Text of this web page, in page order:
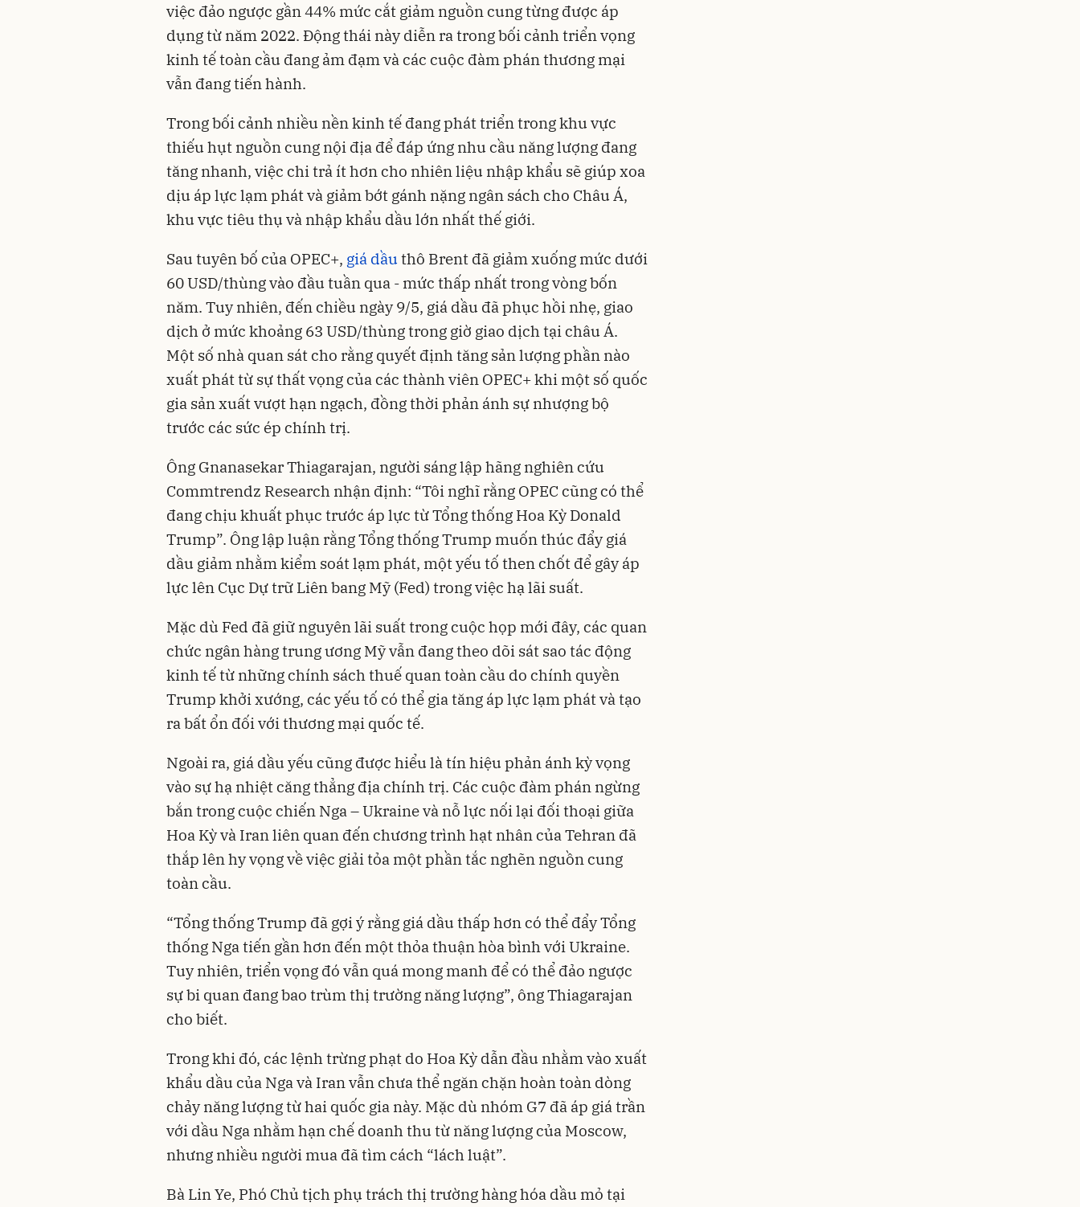
việc đảo ngược gần 44% mức cắt giảm nguồn cung từng được áp
dụng từ năm 2022. Động thái này diễn ra trong bối cảnh triển vọng
kinh tế toàn cầu đang ảm đạm và các cuộc đàm phán thương mại
vẫn đang tiến hành.
Trong bối cảnh nhiều nền kinh tế đang phát triển trong khu vực
thiếu hụt nguồn cung nội địa để đáp ứng nhu cầu năng lượng đang
tăng nhanh, việc chi trả ít hơn cho nhiên liệu nhập khẩu sẽ giúp xoa
dịu áp lực lạm phát và giảm bớt gánh nặng ngân sách cho Châu Á,
khu vực tiêu thụ và nhập khẩu dầu lớn nhất thế giới.
Sau tuyên bố của OPEC+, giá dầuthô Brent đã giảm xuống mức dưới
60 USD/thùng vào đầu tuần qua - mức thấp nhất trong vòng bốn
năm. Tuy nhiên, đến chiều ngày 9/5, giá dầu đã phục hồi nhẹ, giao
dịch ở mức khoảng 63 USD/thùng trong giờ giao dịch tại châu Á.
Một số nhà quan sát cho rằng quyết định tăng sản lượng phần nào
xuất phát từ sự thất vọng của các thành viên OPEC+ khi một số quốc
gia sản xuất vượt hạn ngạch, đồng thời phản ánh sự nhượng bộ
trước các sức ép chính trị.
Ông Gnanasekar Thiagarajan, người sáng lập hãng nghiên cứu
Commtrendz Research nhận định: “Tôi nghĩ rằng OPEC cũng có thể
đang chịu khuất phục trước áp lực từ Tổng thống Hoa Kỳ Donald
Trump”. Ông lập luận rằng Tổng thống Trump muốn thúc đẩy giá
dầu giảm nhằm kiểm soát lạm phát, một yếu tố then chốt để gây áp
lực lên Cục Dự trữ Liên bang Mỹ (Fed) trong việc hạ lãi suất.
Mặc dù Fed đã giữ nguyên lãi suất trong cuộc họp mới đây, các quan
chức ngân hàng trung ương Mỹ vẫn đang theo dõi sát sao tác động
kinh tế từ những chính sách thuế quan toàn cầu do chính quyền
Trump khởi xướng, các yếu tố có thể gia tăng áp lực lạm phát và tạo
ra bất ổn đối với thương mại quốc tế.
Ngoài ra, giá dầu yếu cũng được hiểu là tín hiệu phản ánh kỳ vọng
vào sự hạ nhiệt căng thẳng địa chính trị. Các cuộc đàm phán ngừng
bắn trong cuộc chiến Nga – Ukraine và nỗ lực nối lại đối thoại giữa
Hoa Kỳ và Iran liên quan đến chương trình hạt nhân của Tehran đã
thắp lên hy vọng về việc giải tỏa một phần tắc nghẽn nguồn cung
toàn cầu.
“Tổng thống Trump đã gợi ý rằng giá dầu thấp hơn có thể đẩy Tổng
thống Nga tiến gần hơn đến một thỏa thuận hòa bình với Ukraine.
Tuy nhiên, triển vọng đó vẫn quá mong manh để có thể đảo ngược
sự bi quan đang bao trùm thị trường năng lượng”, ông Thiagarajan
cho biết.
Trong khi đó, các lệnh trừng phạt do Hoa Kỳ dẫn đầu nhằm vào xuất
khẩu dầu của Nga và Iran vẫn chưa thể ngăn chặn hoàn toàn dòng
chảy năng lượng từ hai quốc gia này. Mặc dù nhóm G7 đã áp giá trần
với dầu Nga nhằm hạn chế doanh thu từ năng lượng của Moscow,
nhưng nhiều người mua đã tìm cách “lách luật”.
Bà Lin Ye, Phó Chủ tịch phụ trách thị trường hàng hóa dầu mỏ tại